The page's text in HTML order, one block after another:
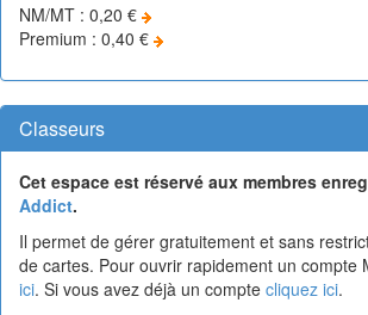
NM/MT : 0,20 €
Premium : 0,40 €
Classeurs
Cet espace est réservé aux membres
Addict.
Il permet de gérer gratuitement et sans
de cartes. Pour ouvrir rapidement un compte
ici. Si vous avez déjà un compte cliquez ici.